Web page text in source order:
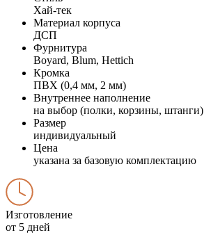
Хай-тек
Материал корпуса
ДСП
Фурнитура
Boyard, Blum, Hettich
Кромка
ПВХ (0,4 мм, 2 мм)
Внутреннее наполнение
на выбор (полки, корзины, штанги)
Размер
индивидуальный
Цена
указана за базовую комплектацию
Изготовление
от 5 дней